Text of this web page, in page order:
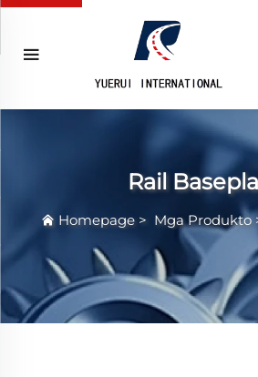
Rail
Homepage > Mga Produkto